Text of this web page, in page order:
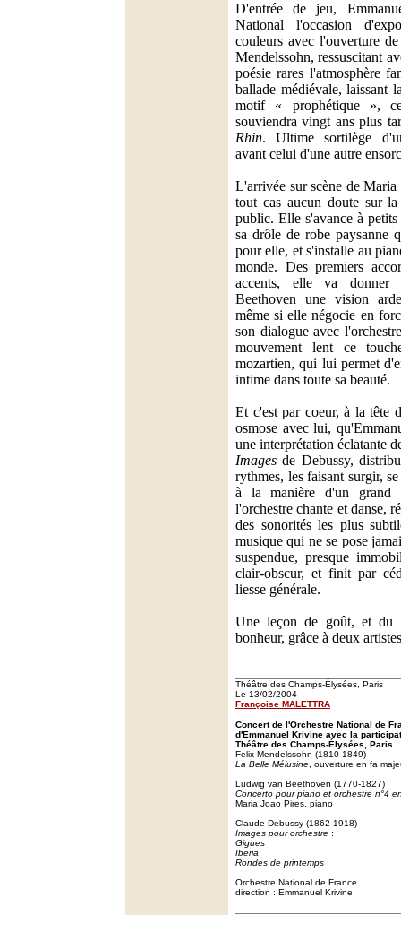
D'entrée de jeu,
National l'occasion
couleurs avec l'ouverture
Mendelssohn, ressuscitant
poésie rares l'atmosphère
ballade médiévale, laissant
motif « prophétique »,
souviendra vingt ans plus
Rhin. Ultime sortilège
avant celui d'une autre
L'arrivée sur scène de Maria
tout cas aucun doute sur
public. Elle s'avance à petits
sa drôle de robe paysanne
pour elle, et s'installe au
monde. Des premiers
accents, elle va
Beethoven une vision
même si elle négocie en
son dialogue avec
mouvement lent ce
mozartien, qui lui permet
intime dans toute sa beauté.
Et c'est par coeur, à la tête
osmose avec lui,
une interprétation éclatante
Images de Debussy,
rythmes, les faisant surgir,
à la manière d'un grand
l'orchestre chante et danse,
des sonorités les plus
musique qui ne se pose
suspendue, presque
clair-obscur, et finit par
liesse générale.
Une leçon de goût, et du
bonheur, grâce à deux
Théâtre des Champs-Élysées, Paris
Le 13/02/2004
Françoise MALETTRA
Concert de l'Orchestre National de
d'Emmanuel Krivine avec la
Théâtre des Champs-Élysées, Paris.
Felix Mendelssohn (1810-1849)
La Belle Mélusine , ouverture en fa
Ludwig van Beethoven (1770-1827)
Concerto pour piano et orchestre n°4
Maria Joao Pires, piano
Claude Debussy (1862-1918)
Images pour orchestre :
Gigues
Iberia
Rondes de printemps
Orchestre National de France
direction : Emmanuel Krivine